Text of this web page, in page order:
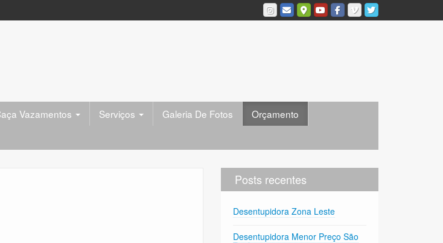
Vazamentos Serviços Galeria De Fotos
Orçamento
Posts recentes
Desentupidora Zona Leste
Desentupidora Menor Preço São